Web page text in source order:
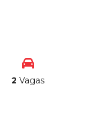
2 Vagas